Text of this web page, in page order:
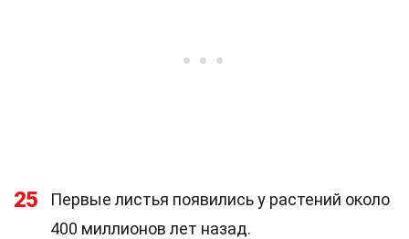
25
Первые листья появились у растений около
400 миллионов лет назад.